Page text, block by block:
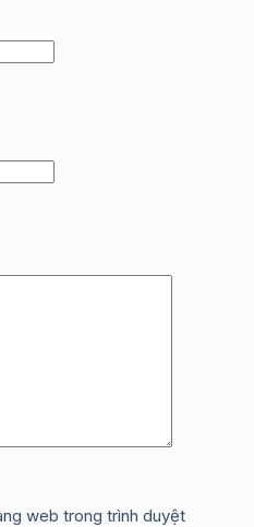
web trong trình duyệt